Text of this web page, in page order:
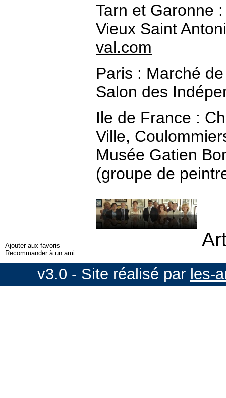
Ajouter aux favoris
Recommander à un ami
Tarn et Garonne
Vieux Saint
val.com
Paris : Marché
Salon des
Ile de France :
Ville,
Musée Gatien
(groupe de
v3.0 - Site réalisé par les-